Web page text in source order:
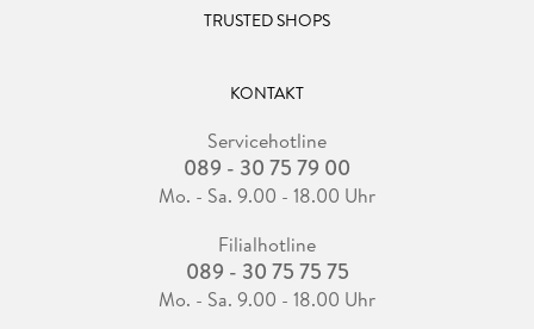
TRUSTED SHOPS
KONTAKT
Servicehotline
089 - 30 75 79 00
Mo. - Sa. 9.00 - 18.00 Uhr
Filialhotline
089 - 30 75 75 75
Mo. - Sa. 9.00 - 18.00 Uhr